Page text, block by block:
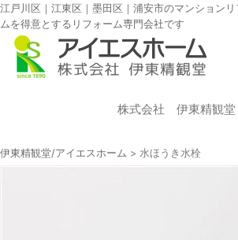
江戸川区｜江東区｜墨田区｜浦安市のマンション
ムを得意とするリフォーム専門会社です
株式会社 伊東精観堂
伊東精観堂/アイエスホーム > 水ほうき水栓